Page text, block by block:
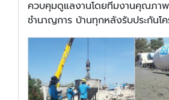
ควบคุมดูแลงานโดยทีมงานคุณภา
ชำนาญการ บ้านทุกหลังรับประกันโ